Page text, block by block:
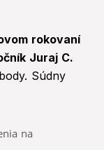
rokovaní
Juraj C.
Súdny
na